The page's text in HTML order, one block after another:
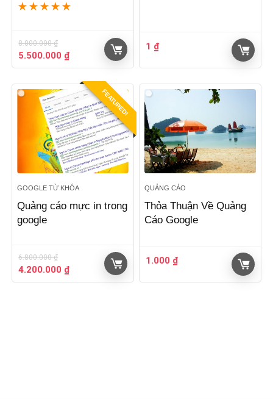
★ ★ ★ ★ ★
8.000.000₫
Giá
gốc
8.000.000 ₫.
5.500.000 ₫Giá
hiện
tại
là:
5.500.000 ₫.
1 ₫
FEATURED!
GOOGLE TỪ KHÓA
Quảng cáo mực in trong
google
6.800.000₫
Giá
gốc
4.200.000 ₫Giá
hiện
QUẢNG CÁO
Thỏa Thuận Về Quảng
Cáo Google
1.000 ₫